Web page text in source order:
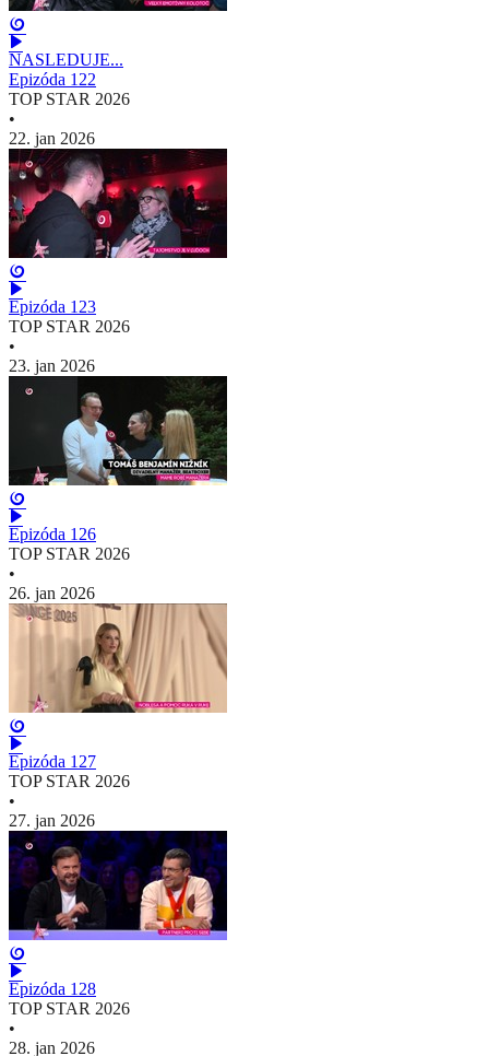
NASLEDUJE...
Epizóda 122
TOP STAR 2026
•
22. jan 2026
Epizóda 123
TOP STAR 2026
•
23. jan 2026
Epizóda 126
TOP STAR 2026
•
26. jan 2026
Epizóda 127
TOP STAR 2026
•
27. jan 2026
Epizóda 128
TOP STAR 2026
•
28. jan 2026